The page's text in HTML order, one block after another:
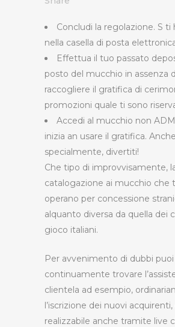
Concludi la regolazione. S ti
nella casella di posta
Effettua il tuo passato
posto del mucchio in assenza
raccogliere il gratifica di
promozioni quale ti sono
Accedi al mucchio non
inizia an usare il gratifica.
specialmente, divertiti!
Che tipo di improvvisamente,
catalogazione ai mucchio che
operano per concessione
alquanto diversa da quella dei
gioco italiani.
Per avvenimento di dubbi puoi
continuamente trovare
clientela ad esempio,
l’iscrizione dei nuovi acquirenti,
realizzabile anche tramite live